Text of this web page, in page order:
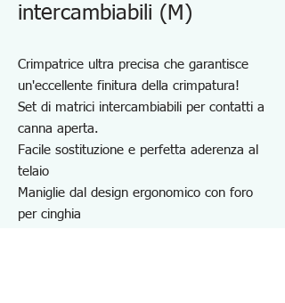
intercambiabili (M)
Crimpatrice ultra precisa che garantisce
un'eccellente finitura della crimpatura!
Set di matrici intercambiabili per contatti a
canna aperta.
Facile sostituzione e perfetta aderenza al
telaio
Maniglie dal design ergonomico con foro
per cinghia